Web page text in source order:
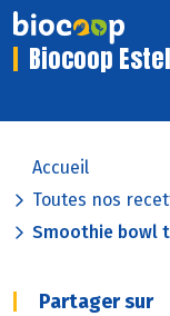
Biocoop
Accueil
Toutes nos
Smoothie bowl
Partager sur